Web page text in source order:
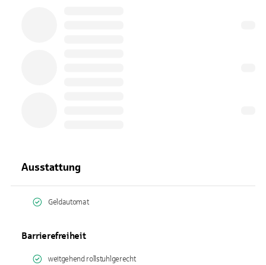
Ausstattung
Geldautomat
Barrierefreiheit
weitgehend rollstuhlgerecht